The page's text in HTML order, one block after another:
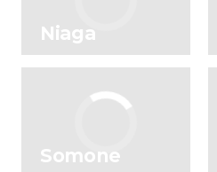
Niaga
Somone